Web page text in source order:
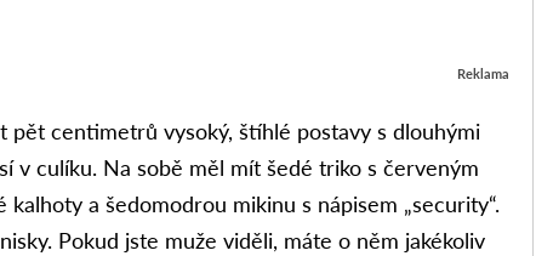
Reklama
pět centimetrů vysoký, štíhlé postavy s dlouhými
v culíku. Na sobě měl mít šedé triko s červeným
kalhoty a šedomodrou mikinu s nápisem „security“.
Pokud jste muže viděli, máte o něm jakékoliv